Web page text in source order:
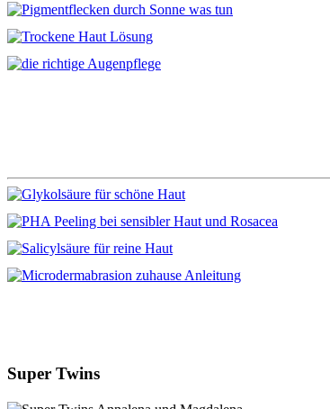
Super Twins